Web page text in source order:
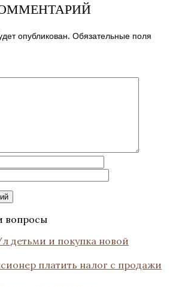
опубликован. Обязательные поля
вопросы
детьми и покупка новой
платить налог с продажи